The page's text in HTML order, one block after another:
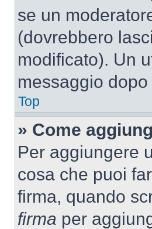
se un
(dovrebbero
modificato). Un
messaggio
Top
» Come
Per aggiungere
cosa che puoi
firma, quando
firma per